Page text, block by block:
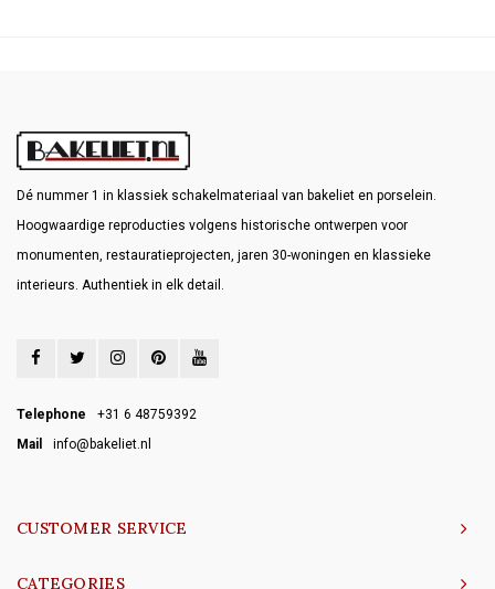
Dé nummer 1 in klassiek schakelmateriaal van bakeliet en porselein.
Hoogwaardige reproducties volgens historische ontwerpen voor
monumenten, restauratieprojecten, jaren 30-woningen en klassieke
interieurs. Authentiek in elk detail.
Telephone
+31 6 48759392
Mail
info@bakeliet.nl
CUSTOMER SERVICE
CATEGORIES